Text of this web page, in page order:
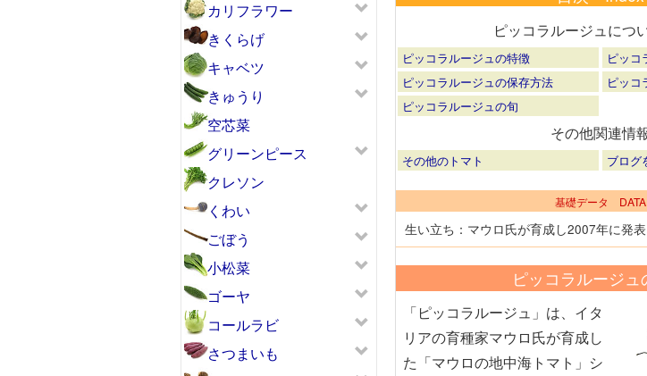
カリフラワー
きくらげ
キャベツ
きゅうり
空芯菜
グリーンピース
クレソン
くわい
ごぼう
小松菜
ゴーヤ
コールラビ
さつまいも
ピッコラルージュにつ
ピッコラルージュの特徴
ピッコ
ピッコラルージュの保存方法
ピッコ
ピッコラルージュの旬
その他関連情
その他のトマト ブログ
基礎データ DATA
生い立ち：マウロ氏が育成し2007年に発表
ピッコラルージュ
「ピッコラルージュ」は、イタ
リアの育種家マウロ氏が育成し
た「マウロの地中海トマト」シ